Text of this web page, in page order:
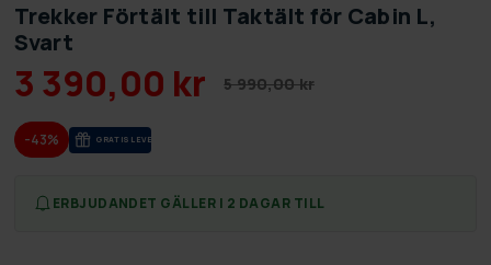
Trekker Förtält till Taktält för Cabin L,
Svart
3 390,00 kr 5 990,00 kr
-43% GRA­TIS LE­VE­RANS
ERBJUDANDET GÄLLER I 2 DAGAR TILL